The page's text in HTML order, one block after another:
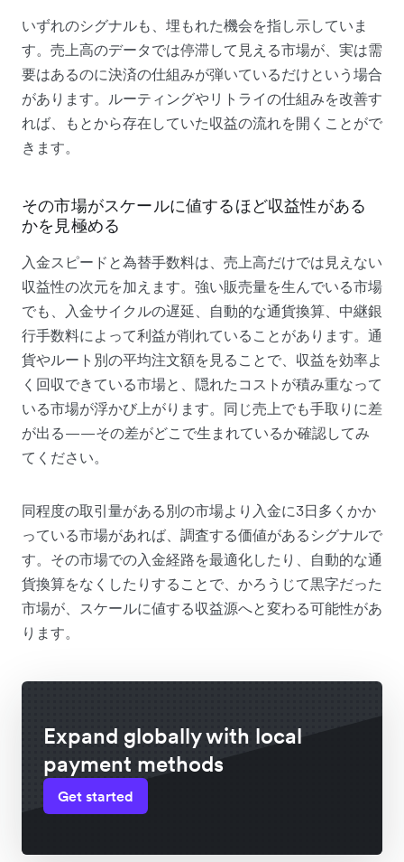
いずれのシグナルも、埋もれた機会を指し示していま
す。売上高のデータでは停滞して見える市場が、実は需
要はあるのに決済の仕組みが弾いているだけという場合
があります。ルーティングやリトライの仕組みを改善す
れば、もとから存在していた収益の流れを開くことがで
きます。
その市場がスケールに値するほど収益性がある
かを見極める
入金スピードと為替手数料は、売上高だけでは見えない
収益性の次元を加えます。強い販売量を生んでいる市場
でも、入金サイクルの遅延、自動的な通貨換算、中継銀
行手数料によって利益が削れていることがあります。通
貨やルート別の平均注文額を見ることで、収益を効率よ
く回収できている市場と、隠れたコストが積み重なって
いる市場が浮かび上がります。同じ売上でも手取りに差
が出る——その差がどこで生まれているか確認してみ
てください。
同程度の取引量がある別の市場より入金に3日多くかか
っている市場があれば、調査する価値があるシグナルで
す。その市場での入金経路を最適化したり、自動的な通
貨換算をなくしたりすることで、かろうじて黒字だった
市場が、スケールに値する収益源へと変わる可能性があ
ります。
Expand globally with local
payment methods
Get started